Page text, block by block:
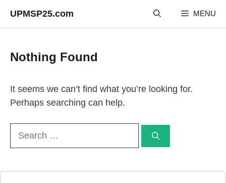
UPMSP25.com MENU
Nothing Found
It seems we can’t find what you’re looking for.
Perhaps searching can help.